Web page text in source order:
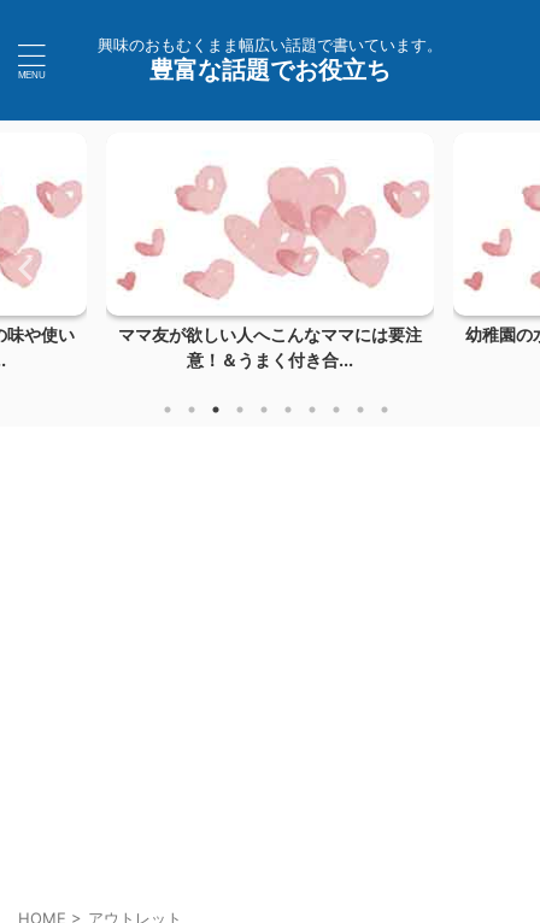
興味のおもむくまま幅広い話題で書いています。
豊富な話題でお役立ち
味や使い
ママ友が欲しい人へこんなママには要注
意！＆うまく付き合...
幼稚園の
HOME > アウトレット